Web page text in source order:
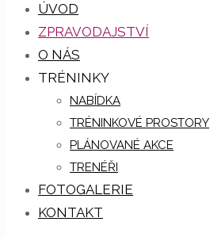
ÚVOD
ZPRAVODAJSTVÍ
O NÁS
TRÉNINKY
NABÍDKA
TRÉNINKOVÉ PROSTORY
PLÁNOVANÉ AKCE
TRENÉŘI
FOTOGALERIE
KONTAKT